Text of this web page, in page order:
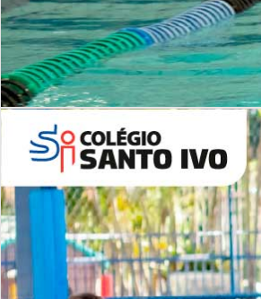
Período Integral | Saiba mais
Lista de vídeos